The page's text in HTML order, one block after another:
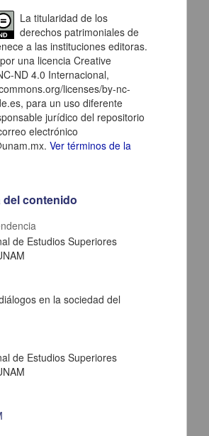
el pintor de las melancolías
Centro de Investigaciones sobre América
UNAM
La titularidad de los
derechos patrimoniales de
a las instituciones editoras.
una licencia Creative
ND 4.0 Internacional,
licenses/by-nc-
para un uso diferente
jurídico del repositorio
electrónico
Ver términos de la
contenido
de Estudios Superiores
en la sociedad del
de Estudios Superiores